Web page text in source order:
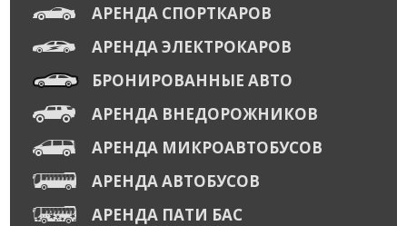
АРЕНДА СПОРТКАРОВ
АРЕНДА ЭЛЕКТРОКАРОВ
БРОНИРОВАННЫЕ АВТО
АРЕНДА ВНЕДОРОЖНИКОВ
АРЕНДА МИКРОАВТОБУСОВ
АРЕНДА АВТОБУСОВ
АРЕНДА ПАТИ БАС